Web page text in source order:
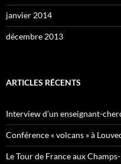
janvier 2014
décembre 2013
ARTICLES RÉCENTS
Interview d’un enseignant-
Conférence « volcans » à
Le Tour de France aux